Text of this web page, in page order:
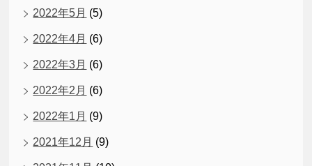
2022年5月 (5)
2022年4月 (6)
2022年3月 (6)
2022年2月 (6)
2022年1月 (9)
2021年12月 (9)